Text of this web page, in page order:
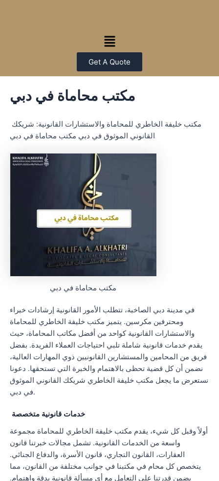
Menu
Get A Quote
مكتب محاماة في دبي
القانوني الموثوق في دبي مكتب محاماة في دبي
مكتب محاماة في دبي
في مدينة دبي الصاخبة، تتطلب الأمور القانونية إرشادات خبراء
ومحترفين مكرسين. يتميز مكتب خليفة الخاطري للمحاماة
والاستشارات القانونية كواحد من أفضل مكاتب المحاماة، حيث
يقدم خدمات قانونية شاملة تلبي احتياجات العملاء الفريدة. بفضل
فريق من المحامين والمستشارين القانونيين ذوي المهارات العالية،
نضمن أن كل قضية تحظى بالاهتمام والخبرة التي تستحقها. دعونا
نستعرض ما يجعل مكتب خليفة الخاطري شريكك القانوني الموثوق
في دبي.
خدمات قانونية متخصصة
أولاً وقبل كل شيء، يقدم مكتب خليفة الخاطري للمحاماة مجموعة
واسعة من الخدمات القانونية. تشمل مجالات خبرتنا قانون
العقارات، القانون التجاري، قانون الأسرة، والدفاع الجنائي.
يتخصص كل محام في مكتبنا في جوانب مختلفة من القانون، مما
يضمن قدرتنا على التعامل مع أي مسألة قانونية بدقة واهتمام.